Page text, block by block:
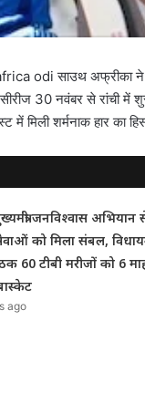
odi साउथ अफ्रीका ने
30 नवंबर से रांची में
मिली शर्मनाक हार का
जनविश्वास अभियान
को मिला संबल,
60 टीबी मरीजों को 6
ago